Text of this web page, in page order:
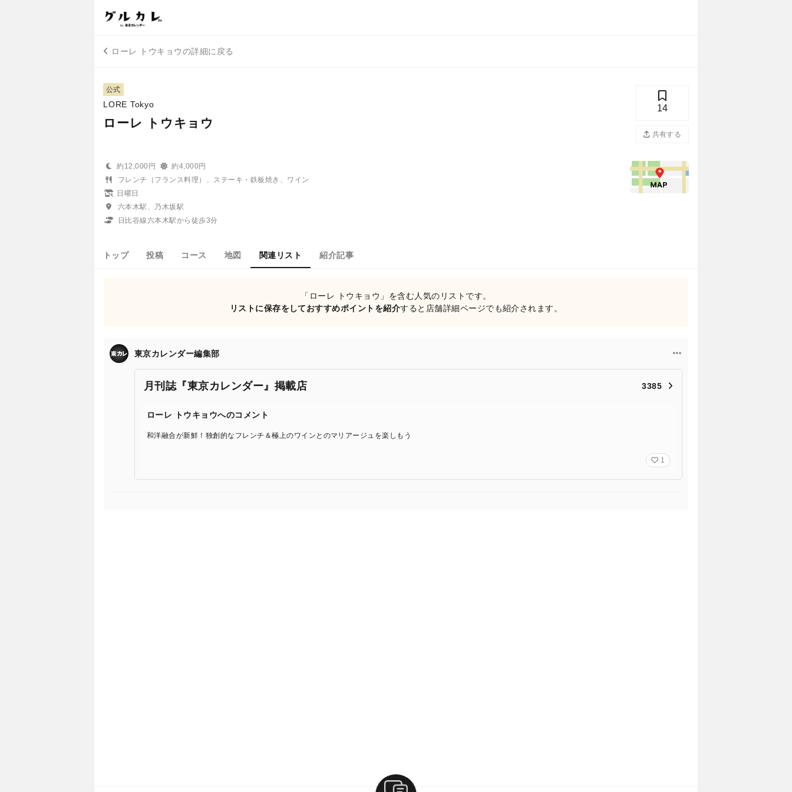
ローレ トウキョウの詳細に戻る
公式
LORE Tokyo
ローレ トウキョウ
14
共有する
約12,000円
約4,000円
フレンチ（フランス料理）、ステーキ・鉄板焼き、ワイン
日曜日
六本木駅、乃木坂駅
日比谷線六本木駅から徒歩3分
トップ 投稿 コース 地図 関連リスト 紹介記事
「ローレ トウキョウ」を含む人気のリストです。
リストに保存をしておすすめポイントを紹介すると店舗詳細ページでも紹介されます。
東京カレンダー編集部
月刊誌『東京カレンダー』掲載店 3385
ローレ トウキョウへのコメント
和洋融合が新鮮！独創的なフレンチ＆極上のワインとのマリアージュを楽しもう
1